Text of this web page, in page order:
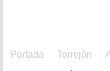
Portada Torrejón